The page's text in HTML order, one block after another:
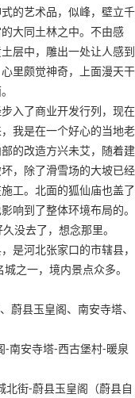
的艺术品，似峰，壁立千
大同土林之中。不由感
层中，雕出一处让人感到
里颇觉神奇，上面漫天干
入了商业开发行列，现在
我是在一个好心的当地老
的改造方兴未艾，随着建
，除了滑雪场的大坡已经
工。北面的狐仙庙也盖了
响到了整体环境布局的。
没去了，想念那里。
是河北张家口的市辖县，
之一，境内景点众多。
蔚县玉皇阁、南安寺塔、
-南安寺塔-西古堡村-暖泉
北街-蔚县玉皇阁（蔚县自